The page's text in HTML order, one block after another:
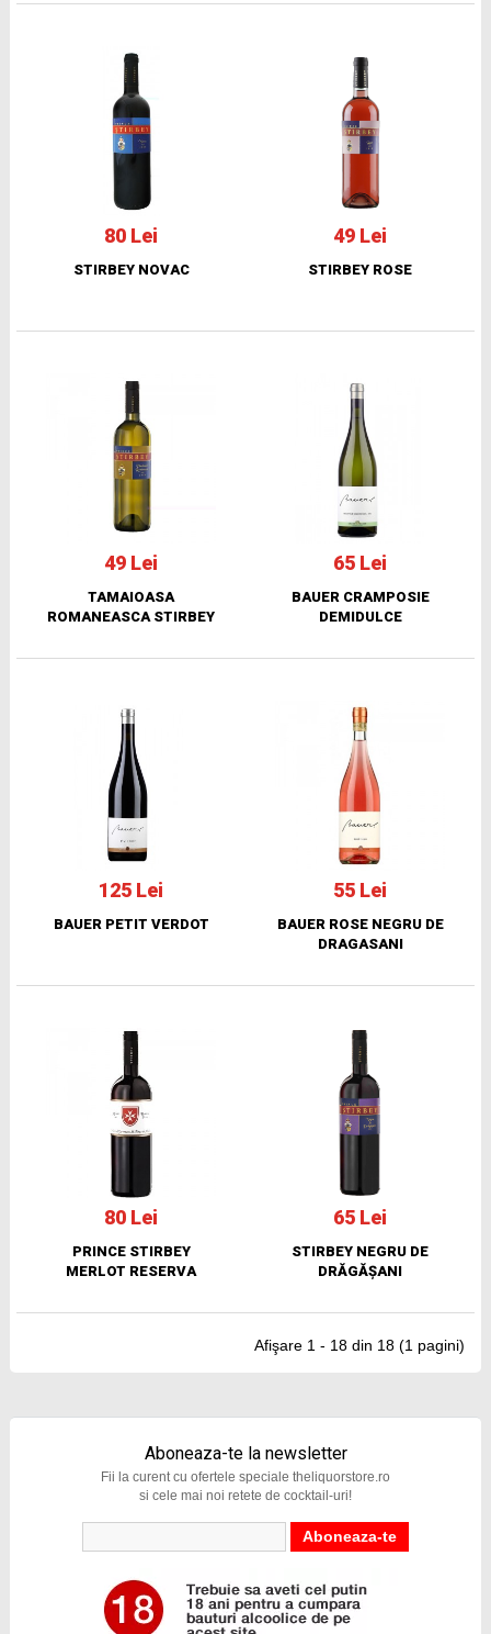
80 Lei
STIRBEY NOVAC
49 Lei
STIRBEY ROSE
49 Lei
TAMAIOASA
ROMANEASCA STIRBEY
65 Lei
BAUER CRAMPOSIE
DEMIDULCE
125 Lei
BAUER PETIT VERDOT
55 Lei
BAUER ROSE NEGRU DE
DRAGASANI
80 Lei
PRINCE STIRBEY
MERLOT RESERVA
65 Lei
STIRBEY NEGRU DE
DRĂGĂȘANI
Afişare 1 - 18 din 18 (1 pagini)
Aboneaza-te la newsletter
Fii la curent cu ofertele speciale theliquorstore.ro
si cele mai noi retete de cocktail-uri!